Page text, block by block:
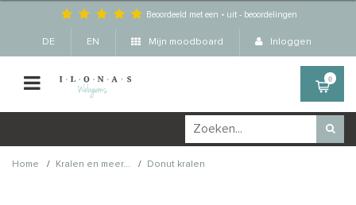
Beoordeeld met een - uit -beoordelingen
DE EN Mijn moodboard Inloggen
0
Home / Kralen en meer... / Donut kralen